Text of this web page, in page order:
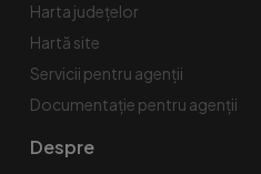
Harta județelor
Hartă site
Servicii pentru agenții
Documentație pentru agenții
Despre